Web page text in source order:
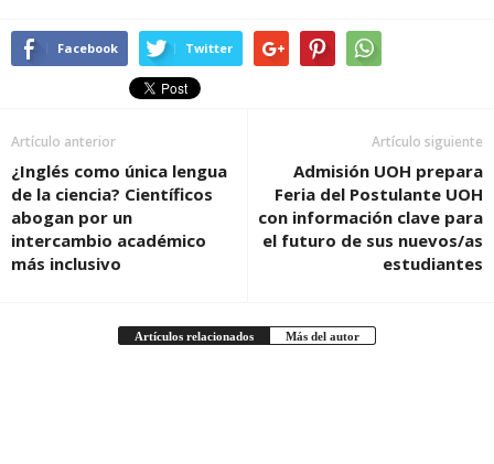
Facebook Twitter
Artículo anterior
¿Inglés como única lengua
de la ciencia? Científicos
abogan por un
intercambio académico
más inclusivo
Artículo siguiente
Admisión UOH prepara
Feria del Postulante UOH
con información clave para
el futuro de sus nuevos/as
estudiantes
Artículos relacionados Más del autor